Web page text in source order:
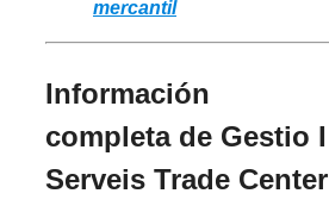
mercantil
Información
completa de Gestio I
Serveis Trade Center